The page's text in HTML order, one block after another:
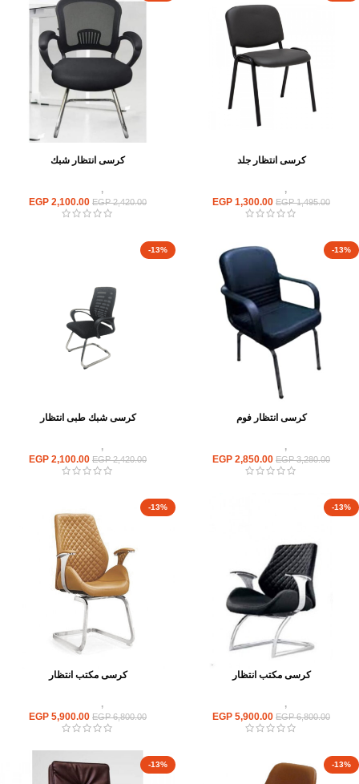
كرسى انتظار جلد
,
EGP1,495.00
EGP 1,300.00
كرسى انتظار شبك
,
EGP2,420.00
EGP 2,100.00
-13%
كرسى انتظار فوم
,
EGP3,280.00
EGP 2,850.00
-13%
كرسى شبك طبى انتظار
,
EGP2,420.00
EGP 2,100.00
-13%
كرسى مكتب انتظار
,
EGP6,800.00
EGP 5,900.00
-13%
كرسى مكتب انتظار
,
EGP6,800.00
EGP 5,900.00
-13%
-13%